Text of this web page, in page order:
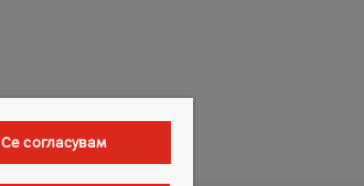
Се согласувам